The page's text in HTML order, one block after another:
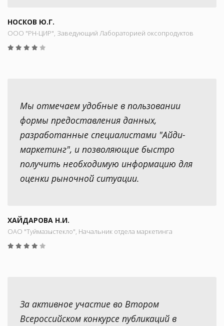
НОСКОВ Ю.Г.
ООО "РН-ЦИР", Заведующий Лабораторией оксопродуктов
Мы отмечаем удобные в пользовании
формы предоставления данных,
разработанные специалистами "Айди-
маркетинг", и позволяющие быстро
получить необходимую информацию для
оценки рыночной ситуации.
ХАЙДАРОВА Н.И.
ОАО "Туймазыстекло", Начальник отдела маркетинга
За активное участие во Втором
Всероссийском конкурсе публикаций в